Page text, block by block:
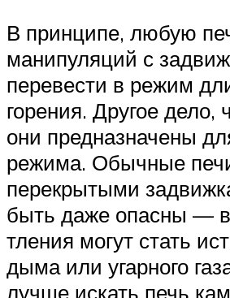
В принципе, любую
манипуляций с
перевести в режим
горения. Другое дело,
они предназначены
режима. Обычные
перекрытыми
быть даже опасны —
тления могут стать
дыма или угарного
лучше искать печь